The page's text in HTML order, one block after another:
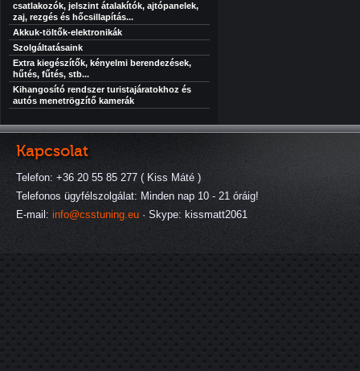
csatlakozók, jelszint átalakítók, ajtópanelek,
zaj, rezgés és hőcsillapítás...
Akkuk-töltők-elektronikák
Szolgáltatásaink
Extra kiegészítők, kényelmi berendezések,
hűtés, fűtés, stb...
Kihangosító rendszer turistajáratokhoz és
autós menetrögzítő kamerák
Kapcsolat
Telefon: +36 20 55 85 277 ( Kiss Máté )
Telefonos ügyfélszolgálat: Minden nap 10 - 21 óráig!
E-mail: info@csstuning.eu · Skype: kissmatt2061